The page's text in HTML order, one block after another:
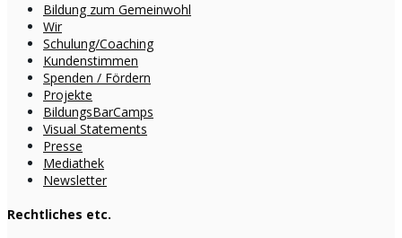
Bildung zum Gemeinwohl
Wir
Schulung/Coaching
Kundenstimmen
Spenden / Fördern
Projekte
BildungsBarCamps
Visual Statements
Presse
Mediathek
Newsletter
Rechtliches etc.